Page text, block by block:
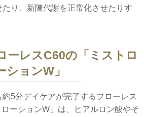
り、新陳代謝を正常化させたりす
ーレスC60の「ミストロ
ションW」
5分デイケアが完了するフローレス
ーションW」は、ヒアルロン酸やそ